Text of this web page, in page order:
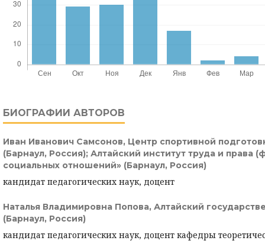
БИОГРАФИИ АВТОРОВ
Иван Иванович Самсонов, Центр спортивной
(Барнаул, Россия); Алтайский институт труда и права
социальных отношений» (Барнаул, Россия)
кандидат педагогических наук, доцент
Наталья Владимировна Попова, Алтайский
(Барнаул, Россия)
кандидат педагогических наук, доцент кафедры